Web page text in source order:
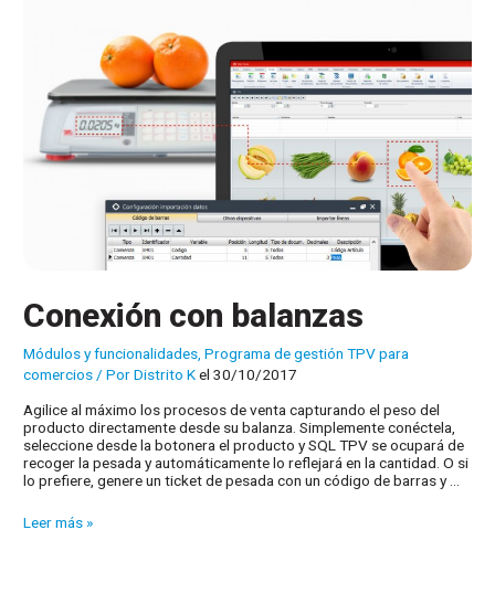
Conexión con balanzas
Módulos y funcionalidades ,Programa de gestión TPV para
comercios / PorDistrito Kel 30/10/2017
Agilice al máximo los procesos de venta capturando el peso del
producto directamente desde su balanza. Simplemente conéctela,
seleccione desde la botonera el producto y SQL TPV se ocupará de
recoger la pesada y automáticamente lo reflejará en la cantidad. O si
lo prefiere, genere un ticket de pesada con un código de barras y …
Conexión
Leer más »